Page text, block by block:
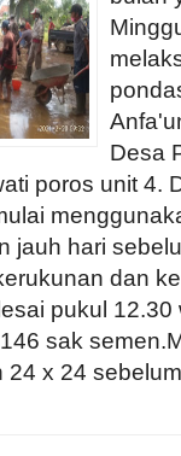
Desa
poros unit 4.
jauh hari
dan
pukul 12.30
sak
24 x 24